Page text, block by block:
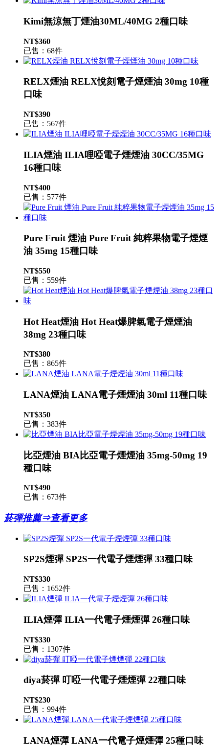
Kimi無涼無丁煙油30ML/40MG 2種口味
NT$360
已售：68件
RELX煙油 RELX悅刻電子煙煙油 30mg 10種
口味
NT$390
已售：567件
ILIA煙油 ILIA哩啞電子煙煙油 30CC/35MG
16種口味
NT$400
已售：577件
Pure Fruit 煙油 Pure Fruit 純粹果物電子煙煙
油 35mg 15種口味
NT$550
已售：559件
Hot Heat煙油 Hot Heat爆脾氣電子煙煙油
38mg 23種口味
NT$380
已售：865件
LANA煙油 LANA電子煙煙油 30ml 11種口味
NT$350
已售：383件
比亞煙油 BIA比亞電子煙煙油 35mg-50mg 19
種口味
NT$490
已售：673件
菸彈推薦⇒查看更多
SP2S煙彈 SP2S一代電子煙煙彈 33種口味
NT$330
已售：1652件
ILIA煙彈 ILIA一代電子煙煙彈 26種口味
NT$330
已售：1307件
diya菸彈 叮啞一代電子煙煙彈 22種口味
NT$230
已售：994件
LANA煙彈 LANA一代電子煙煙彈 25種口味